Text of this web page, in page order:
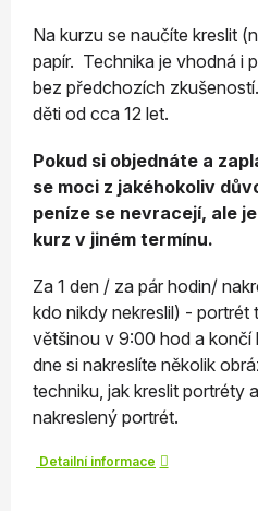
Na kurzu se naučíte kreslit
papír. Technika je vhodná i
bez předchozích
děti od cca 12 let.
Pokud si objednáte a
se moci z jakéhokoliv
peníze se nevracejí, ale
kurz v jiném termínu.
Za 1 den / za pár hodin/
kdo nikdy nekreslil) - portrét
většinou v 9:00 hod a končí
dne si nakreslíte několik
techniku, jak kreslit portréty
nakreslený portrét.
Detailní informace